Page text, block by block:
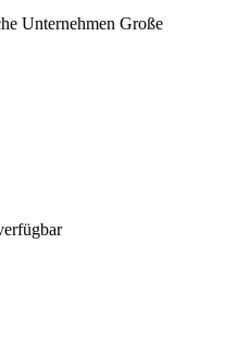
Unternehmen Große